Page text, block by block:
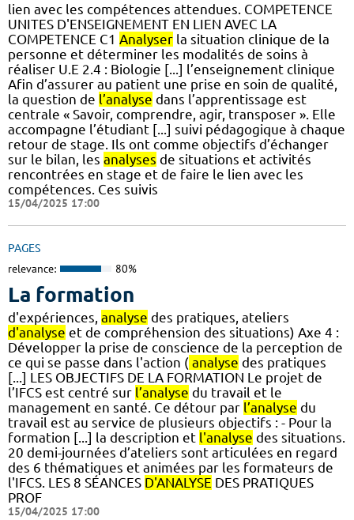
lien avec les compétences attendues. COMPETENCE
UNITES D'ENSEIGNEMENT EN LIEN AVEC LA
COMPETENCE C1 Analyser la situation clinique de la
personne et déterminer les modalités de soins à
réaliser U.E 2.4 : Biologie [...] l’enseignement clinique
Afin d’assurer au patient une prise en soin de qualité,
la question de l’analyse dans l’apprentissage est
centrale « Savoir, comprendre, agir, transposer ». Elle
accompagne l’étudiant [...] suivi pédagogique à chaque
retour de stage. Ils ont comme objectifs d’échanger
sur le bilan, les analyses de situations et activités
rencontrées en stage et de faire le lien avec les
compétences. Ces suivis
15/04/2025 17:00
PAGES
relevance: 80%
La formation
d'expériences, analyse des pratiques, ateliers
d'analyse et de compréhension des situations) Axe 4 :
Développer la prise de conscience de la perception de
ce qui se passe dans l'action ( analyse des pratiques
[...] LES OBJECTIFS DE LA FORMATION Le projet de
l’IFCS est centré sur l’analyse du travail et le
management en santé. Ce détour par l’analyse du
travail est au service de plusieurs objectifs : - Pour la
formation [...] la description et l'analyse des situations.
20 demi-journées d’ateliers sont articulées en regard
des 6 thématiques et animées par les formateurs de
l'IFCS. LES 8 SÉANCES D'ANALYSE DES PRATIQUES
PROF
15/04/2025 17:00